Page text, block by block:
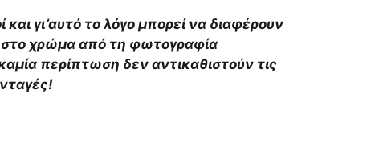
και γι’αυτό το λόγο μπορεί να διαφέρουν
στο χρώμα από τη φωτογραφία
καμία περίπτωση δεν αντικαθιστούν τις